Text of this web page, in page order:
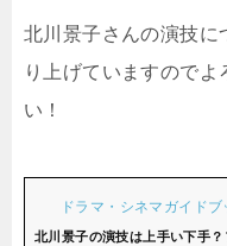
北川景子さんの演技に
り上げていますのでよ
い！
ドラマ・シネマガイド
北川景子の演技は上手い下手